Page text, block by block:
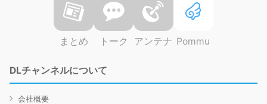
まとめ トーク アンテナ Pommu
DLチャンネルについて
会社概要